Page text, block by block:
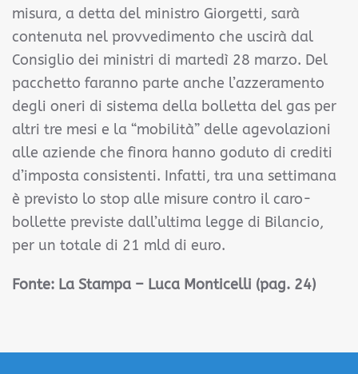
misura, a detta del ministro Giorgetti, sarà
contenuta nel provvedimento che uscirà dal
Consiglio dei ministri di martedì 28 marzo. Del
pacchetto faranno parte anche l’azzeramento
degli oneri di sistema della bolletta del gas per
altri tre mesi e la “mobilità” delle agevolazioni
alle aziende che finora hanno goduto di crediti
d’imposta consistenti. Infatti, tra una settimana
è previsto lo stop alle misure contro il caro-
bollette previste dall’ultima legge di Bilancio,
per un totale di 21 mld di euro.
Fonte: La Stampa – Luca Monticelli (pag. 24)